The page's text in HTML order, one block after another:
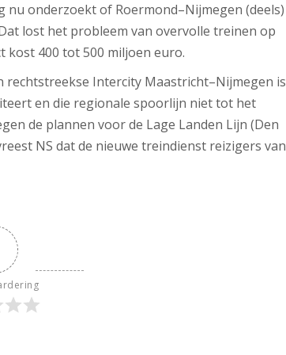
onderzoekt of Roermond–Nijmegen (deels)
lost het probleem van overvolle treinen op
kost 400 tot 500 miljoen euro.
rechtstreekse Intercity Maastricht–Nijmegen is
en die regionale spoorlijn niet tot het
de plannen voor de Lage Landen Lijn (Den
NS dat de nieuwe treindienst reizigers van